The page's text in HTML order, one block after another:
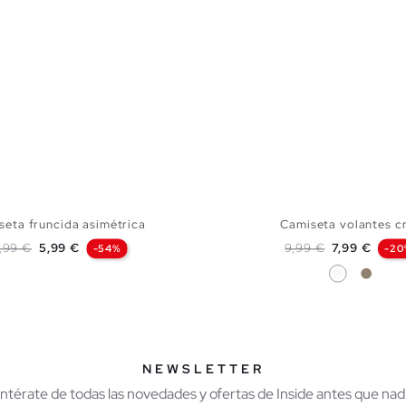
fruncida asimétrica
base
€ Precio
5,99 € -54%
AÑADIR A MI
Camiseta volantes
Precio base
9,99 € Precio
7,99 € -
BlancoTaupe
NEWSLETTER
de todas las novedades y ofertas de Inside antes que